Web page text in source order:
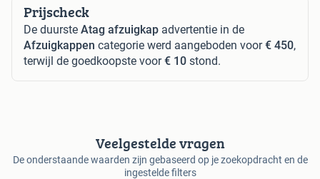
Prijscheck
De duurste Atag afzuigkap advertentie in de
Afzuigkappen categorie werd aangeboden voor€ 450,
terwijl de goedkoopste voor€ 10 stond.
Veelgestelde vragen
De onderstaande waarden zijn gebaseerd op je zoekopdracht en de
ingestelde filters